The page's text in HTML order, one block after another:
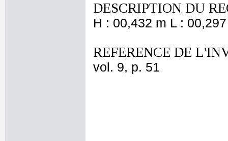
DESCRIPTION DU
H : 00,432 m L :
REFERENCE DE
vol. 9, p. 51